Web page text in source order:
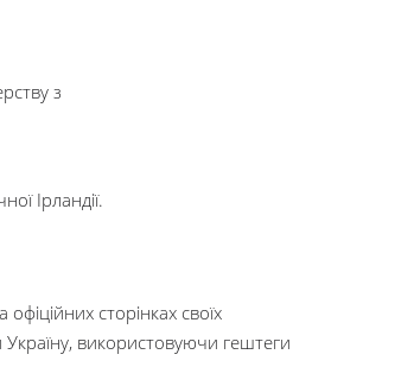
з
Ірландії.
сторінках своїх
Україну, використовуючи гештеги